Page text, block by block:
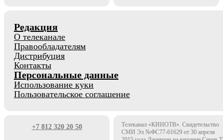
Редакция
О телеканале
Правообладателям
Дистрибуция
Контакты
Персональные данные
Использование куки
Пользовательское соглашение
+7 812 320 20 50
Телеканал «КИНОТВ». Свидетельство
СМИ Эл №ФС77-61629 от 30 апреля